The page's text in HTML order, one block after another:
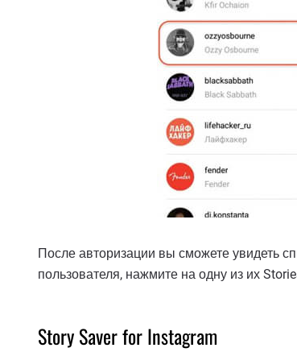
После авторизации вы сможете увидеть
пользователя, нажмите на одну из их
Story Saver for Instagram